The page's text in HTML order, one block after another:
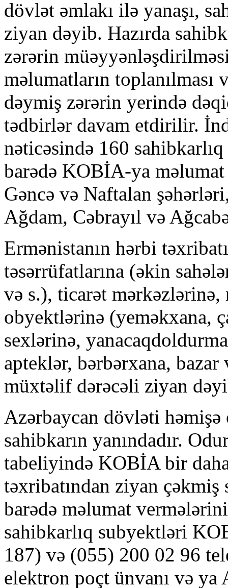
dövlət əmlakı ilə yanaşı,
ziyan dəyib. Hazırda
zərərin
məlumatların toplanılması
dəymiş zərərin yerində
tədbirlər davam etdirilir.
nəticəsində 160
barədə KOBİA-ya
Gəncə və Naftalan
Ağdam, Cəbrayıl və
Ermənistanın hərbi
təsərrüfatlarına (əkin
və s.), ticarət mərkəzlərinə,
obyektlərinə (yeməkxana,
sexlərinə,
apteklər, bərbərxana,
müxtəlif dərəcəli ziyan
Azərbaycan dövləti
sahibkarın yanındadır.
tabeliyində KOBİA bir
təxribatından ziyan
barədə məlumat
sahibkarlıq subyektləri
187) və (055) 200 02 96
elektron poçt ünvanı və